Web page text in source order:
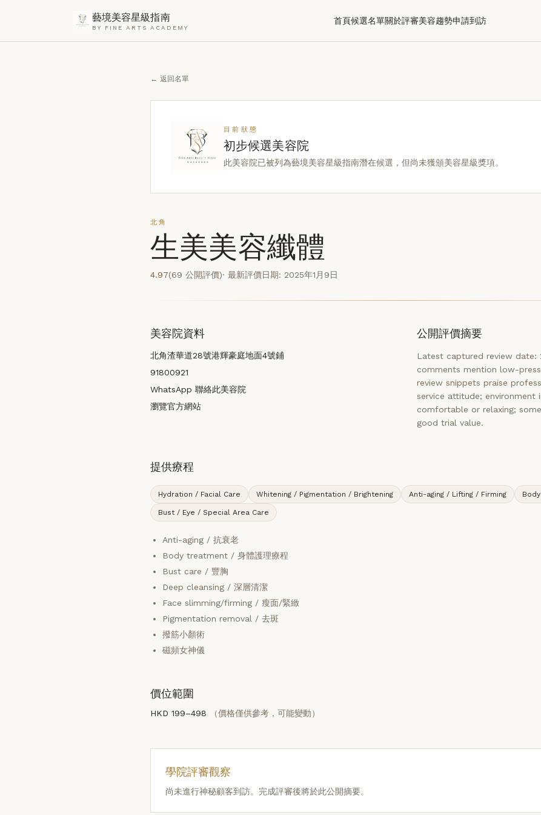
藝境美容星級指南
BY FINE ARTS ACADEMY
首頁候選名單關於評審美容趨勢申請到訪
← 返回名單
目前狀態
初步候選美容院
此美容院已被列為藝境美容星級指南潛在候選，但尚未獲頒美容星級獎項。
北角
生美美容纖體
4.97(69 公開評價)· 最新評價日期: 2025年1月9日
美容院資料
北角渣華道28號港輝豪庭地面4號鋪
91800921
WhatsApp 聯絡此美容院
瀏覽官方網站
公開評價摘要
Latest captured review date:
comments mention low-
review snippets praise
service attitude; environment
comfortable or relaxing;
good trial value.
提供療程
Hydration / Facial Care Whitening / Pigmentation / Brightening Anti-aging / Lifting / Firming
Bust / Eye / Special Area Care
Anti-aging / 抗衰老
Body treatment / 身體護理療程
Bust care / 豐胸
Deep cleansing / 深層清潔
Face slimming/firming / 瘦面/緊緻
Pigmentation removal / 去斑
撥筋小顏術
磁頻女神儀
價位範圍
HKD 199–498 （價格僅供參考，可能變動）
學院評審觀察
尚未進行神秘顧客到訪。完成評審後將於此公開摘要。